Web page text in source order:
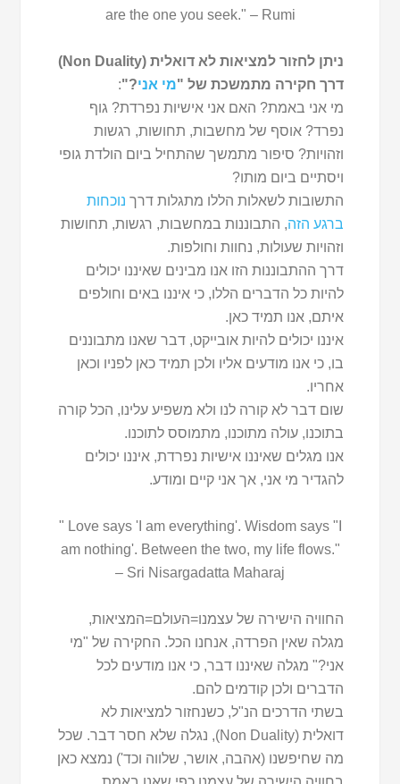
are the one you seek." – Rumi
ניתן לחזור למציאות לא דואלית (Non Duality)
דרך חקירה מתמשכת של "מי אני?"
:
מי אני באמת? האם אני אישיות נפרדת? גוף
נפרד? אוסף של מחשבות, תחושות, רגשות
וזהויות? סיפור מתמשך שהתחיל ביום הולדת גופי
ויסתיים ביום מותו?
התשובות לשאלות הללו מתגלות דרך נוכחות
ברגע הזה, התבוננות במחשבות, רגשות, תחושות
וזהויות שעולות, נחוות וחולפות.
דרך ההתבוננות הזו אנו מבינים שאיננו יכולים
להיות כל הדברים הללו, כי איננו באים וחולפים
איתם, אנו תמיד כאן.
איננו יכולים להיות אובייקט, דבר שאנו מתבוננים
בו, כי אנו מודעים אליו ולכן תמיד כאן לפניו וכאן
אחריו.
שום דבר לא קורה לנו ולא משפיע עלינו, הכל קורה
בתוכנו, עולה מתוכנו, מתמוסס לתוכנו.
אנו מגלים שאיננו אישיות נפרדת, איננו יכולים
להגדיר מי אני, אך אני קיים ומודע.
" Love says 'I am everything'. Wisdom says "I
am nothing'. Between the two, my life flows."
– Sri Nisargadatta Maharaj
החוויה הישירה של עצמנו=העולם=המציאות,
מגלה שאין הפרדה, אנחנו הכל. החקירה של "מי
אני?" מגלה שאיננו דבר, כי אנו מודעים לכל
הדברים ולכן קודמים להם.
בשתי הדרכים הנ"ל, כשנחזור למציאות לא
דואלית (Non Duality), נגלה שלא חסר דבר. שכל
מה שחיפשנו (אהבה, אושר, שלווה וכד') נמצא כאן